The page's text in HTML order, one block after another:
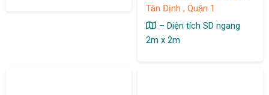
Tân Định , Quận 1
– Diện tích SD ngang
2m x 2m